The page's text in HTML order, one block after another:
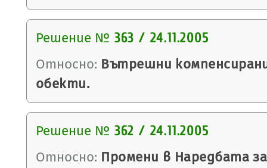
Решение № 363 / 24.11.2005
Относно: Вътрешни
обекти.
Решение № 362 / 24.11.2005
Относно: Промени в Наредбата